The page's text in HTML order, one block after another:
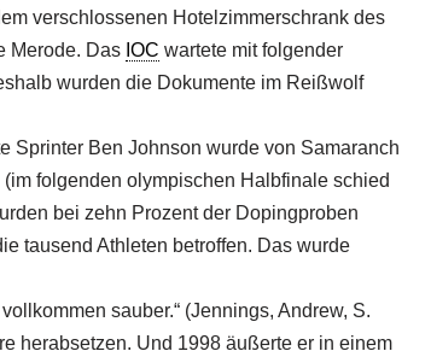
verschlossenen Hotelzimmerschrank des
Merode. Das IOC wartete mit folgender
wurden die Dokumente im Reißwolf
Sprinter Ben Johnson wurde von Samaranch
folgenden olympischen Halbfinale schied
bei zehn Prozent der Dopingproben
tausend Athleten betroffen. Das wurde
sauber.“ (Jennings, Andrew, S.
herabsetzen. Und 1998 äußerte er in einem